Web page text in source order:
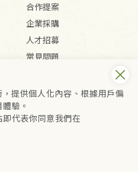
合作提案
企業採購
人才招募
常見問題
隱私權政策
有限公司(統編：16301262) /
(統編：25149752)
提供個人化內容、根據用戶偏
驗。
代表你同意我們在